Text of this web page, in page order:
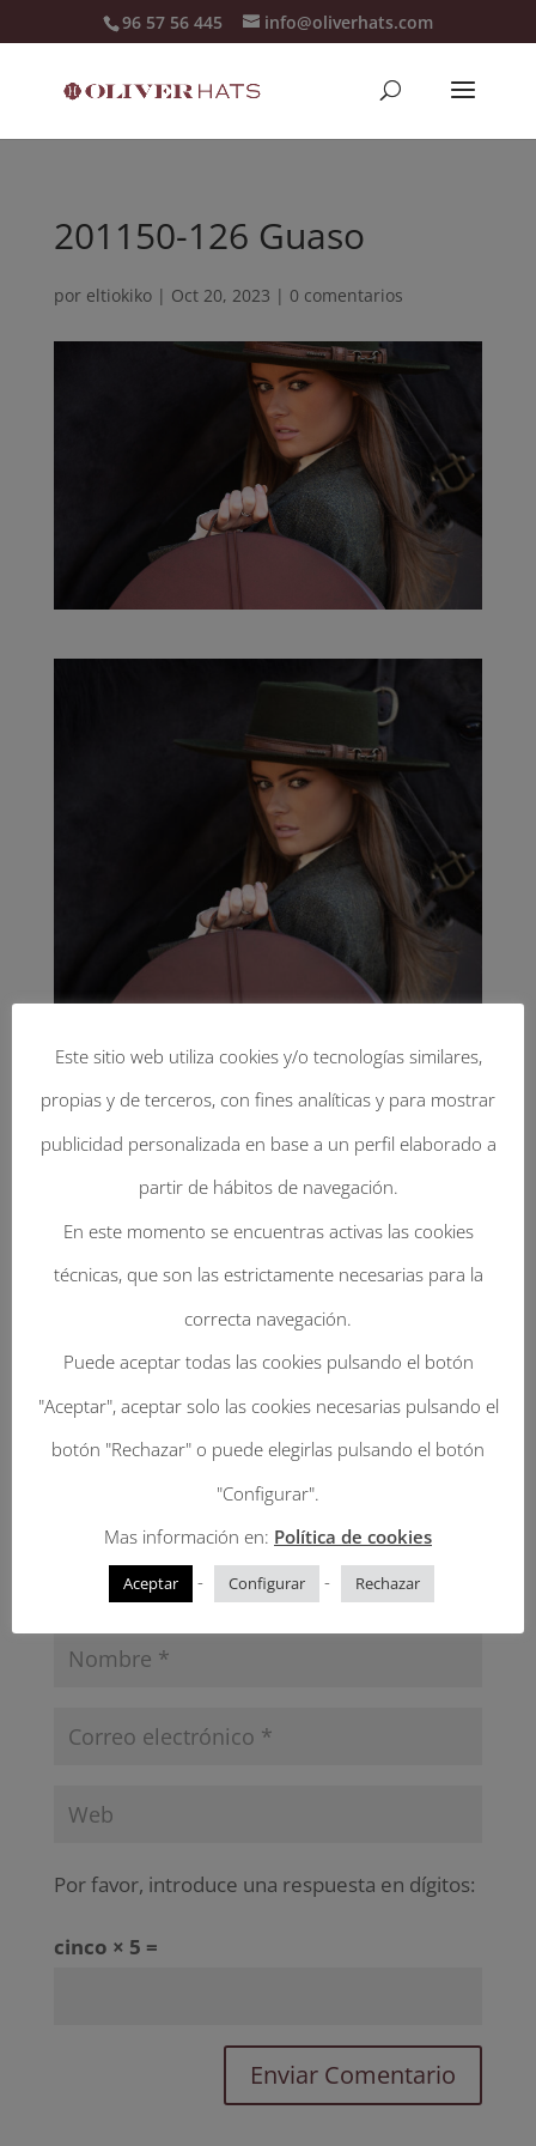
96 57 56 445 info@oliverhats.com
201150-126 Guaso
por eltiokiko| Oct 20, 2023 | 0 comentarios
Enviar Un Comentario
Tu dirección de correo electrónico no será
Los campos obligatorios están
marcados con*
Por favor, introduce una respuesta en dígitos:
cinco × 5 =
Este sitio web utiliza cookies y/o tecnologías similares,
propias y de terceros, con fines analíticas y para mostrar
publicidad personalizada en base a un perfil elaborado a
partir de hábitos de navegación.
En este momento se encuentras activas las cookies
técnicas, que son las estrictamente necesarias para la
correcta navegación.
Puede aceptar todas las cookies pulsando el botón
"Aceptar", aceptar solo las cookies necesarias pulsando el
botón "Rechazar" o puede elegirlas pulsando el botón
"Configurar".
Mas información en: Política de cookies
Aceptar - Configurar - Rechazar